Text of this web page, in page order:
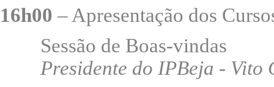
16h00 – Apresentação dos
Sessão de Boas-vindas
Presidente do IPBeja - Vito